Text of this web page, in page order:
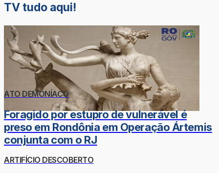
TV tudo aqui!
ATO DEMONÍACO
Foragido por estupro de vulnerável é
preso em Rondônia em Operação Ártemis
conjunta com o RJ
ARTIFÍCIO DESCOBERTO